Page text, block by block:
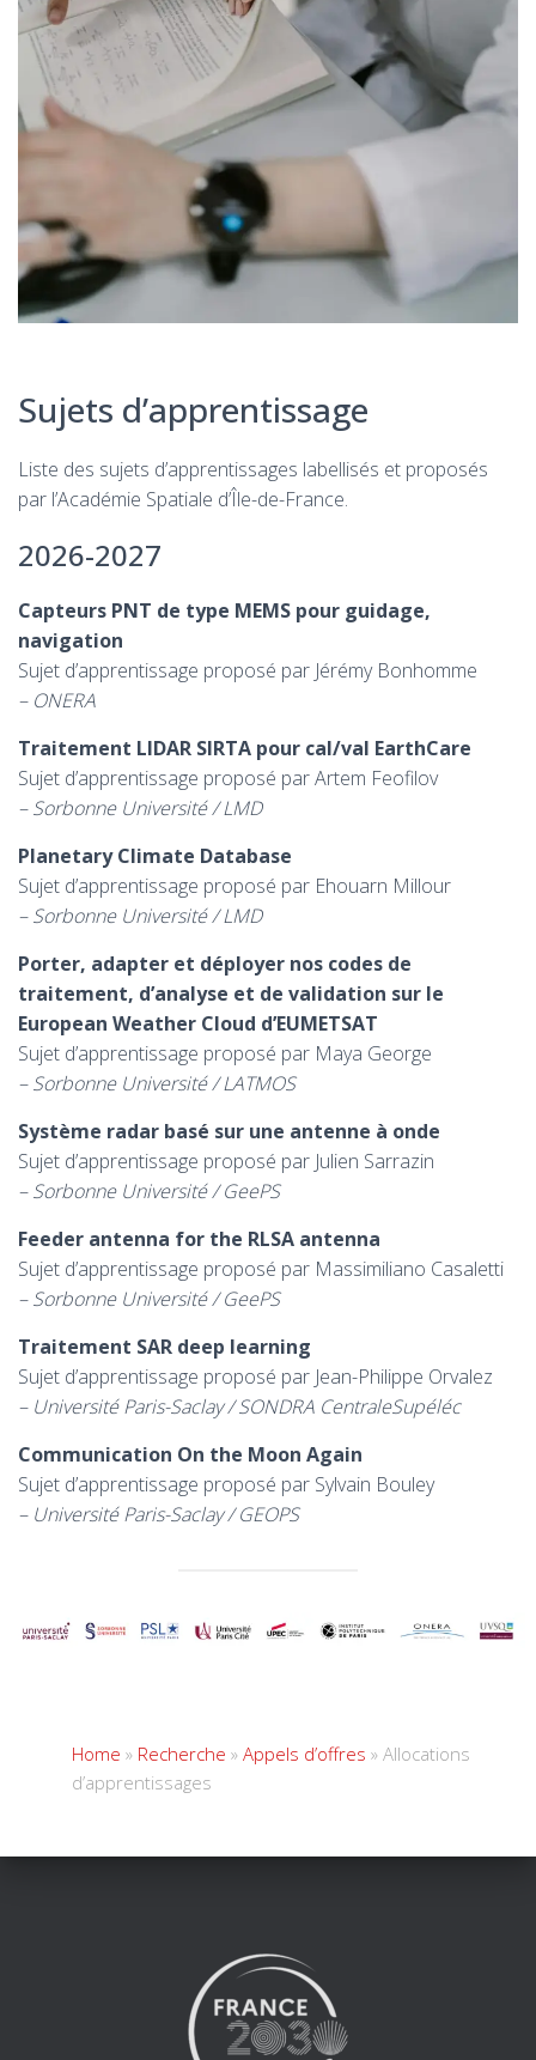
Sujets d’apprentissage
Liste des sujets d’apprentissages labellisés et proposés
par l’Académie Spatiale d’Île-de-France.
2026-2027
Capteurs PNT de type MEMS pour guidage,
navigation
Sujet d’apprentissage proposé par Jérémy Bonhomme
– ONERA
Traitement LIDAR SIRTA pour cal/val EarthCare
Sujet d’apprentissage proposé par Artem Feofilov
– Sorbonne Université / LMD
Planetary Climate Database
Sujet d’apprentissage proposé par Ehouarn Millour
– Sorbonne Université / LMD
Porter, adapter et déployer nos codes de
traitement, d’analyse et de validation sur le
European Weather Cloud d’EUMETSAT
Sujet d’apprentissage proposé par Maya George
– Sorbonne Université / LATMOS
Système radar basé sur une antenne à onde
Sujet d’apprentissage proposé par Julien Sarrazin
– Sorbonne Université / GeePS
Feeder antenna for the RLSA antenna
Sujet d’apprentissage proposé par Massimiliano Casaletti
– Sorbonne Université / GeePS
Traitement SAR deep learning
Sujet d’apprentissage proposé par Jean-Philippe Orvalez
– Université Paris-Saclay / SONDRA CentraleSupéléc
Communication On the Moon Again
Sujet d’apprentissage proposé par Sylvain Bouley
– Université Paris-Saclay / GEOPS
Home » Recherche » Appels d’offres » Allocations
d’apprentissages